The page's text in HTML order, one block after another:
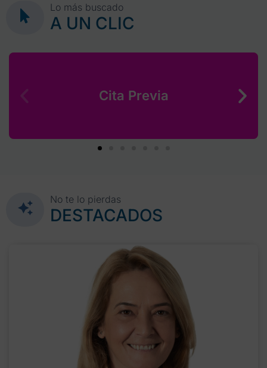
Lo más buscado
A UN CLIC
Cita Previa
No te lo pierdas
DESTACADOS